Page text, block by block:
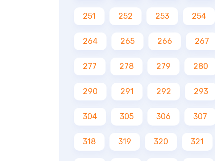
251 252 253 254
264 265 266 267
277 278 279 280
290 291 292 293
304 305 306 307
318 319 320 321